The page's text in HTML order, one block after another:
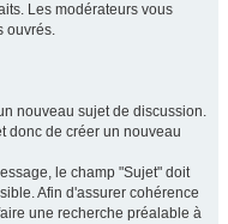
Les modérateurs vous
ouvrés.
nouveau sujet de discussion.
donc de créer un nouveau
le champ "Sujet" doit
Afin d'assurer cohérence
une recherche préalable à